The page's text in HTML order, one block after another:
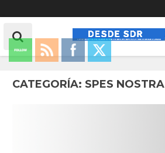
CATEGORÍA: SPES NOSTRA